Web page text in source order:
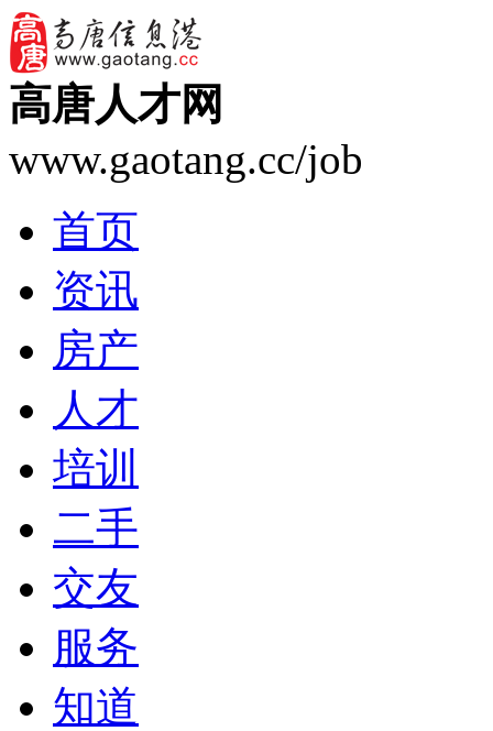
高唐人才网
www.gaotang.cc/job
首页
资讯
房产
人才
培训
二手
交友
服务
知道